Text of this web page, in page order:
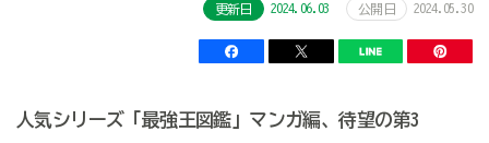
更新日 2024.06.03 公開日 2024.05.30
人気シリーズ「最強王図鑑」マンガ編、待望の第3